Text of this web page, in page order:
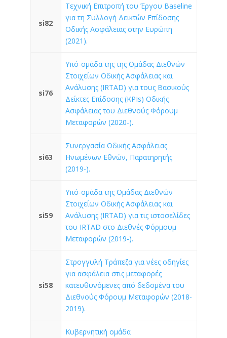
si82
Τεχνική Επιτροπή του Έργου Baseline
για τη Συλλογή Δεικτών Επίδοσης
Οδικής Ασφάλειας στην Ευρώπη
(2021).
si76
Υπό-ομάδα της της Ομάδας Διεθνών
Στοιχείων Οδικής Ασφάλειας και
Ανάλυσης (IRTAD) για τους Βασικούς
Δείκτες Επίδοσης (KPIs) Οδικής
Ασφάλειας του Διεθνούς Φόρουμ
Μεταφορών (2020-).
si63
Συνεργασία Οδικής Ασφάλειας
Ηνωμένων Εθνών, Παρατηρητής
(2019-).
si59
Υπό-ομάδα της Ομάδας Διεθνών
Στοιχείων Οδικής Ασφάλειας και
Ανάλυσης (IRTAD) για τις ιστοσελίδες
του IRTAD στο Διεθνές Φόρμουμ
Μεταφορών (2019-).
si58
Στρογγυλή Τράπεζα για νέες οδηγίες
για ασφάλεια στις μεταφορές
κατευθυνόμενες από δεδομένα του
Διεθνούς Φόρουμ Μεταφορών (2018-
2019).
Κυβερνητική ομάδα